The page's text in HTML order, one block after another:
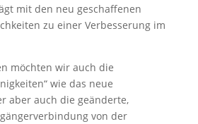
mit den neu geschaffenen
zu einer Verbesserung im
möchten wir auch die
wie das neue
aber auch die geänderte,
von der